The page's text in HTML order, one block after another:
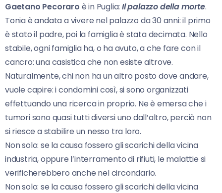
Gaetano Pecoraro è in Puglia: Il palazzo della morte.
Tonia è andata a vivere nel palazzo da 30 anni: il primo
è stato il padre, poi la famiglia è stata decimata. Nello
stabile, ogni famiglia ha, o ha avuto, a che fare con il
cancro: una casistica che non esiste altrove.
Naturalmente, chi non ha un altro posto dove andare,
vuole capire: i condomini così, si sono organizzati
effettuando una ricerca in proprio. Ne è emersa che i
tumori sono quasi tutti diversi uno dall’altro, perciò non
si riesce a stabilire un nesso tra loro.
Non solo: se la causa fossero gli scarichi della vicina
industria, oppure l’interramento di rifiuti, le malattie si
verificherebbero anche nel circondario.
Non solo: se la causa fossero gli scarichi della vicina